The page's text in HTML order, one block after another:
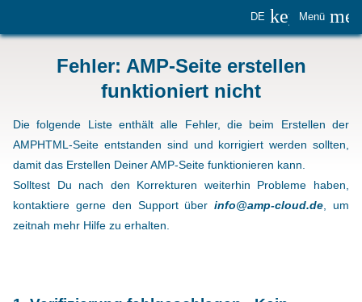
DE Menü
Fehler: AMP-Seite erstellen
funktioniert nicht
Die folgende Liste enthält alle Fehler, die beim Erstellen der
AMPHTML-Seite entstanden sind und korrigiert werden sollten,
damit das Erstellen Deiner AMP-Seite funktionieren kann.
Solltest Du nach den Korrekturen weiterhin Probleme haben,
kontaktiere gerne den Support überinfo@amp-cloud.de, um
zeitnah mehr Hilfe zu erhalten.